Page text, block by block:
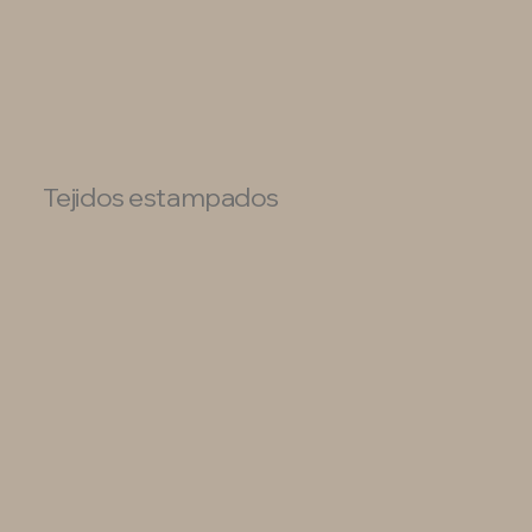
Tejidos estampados